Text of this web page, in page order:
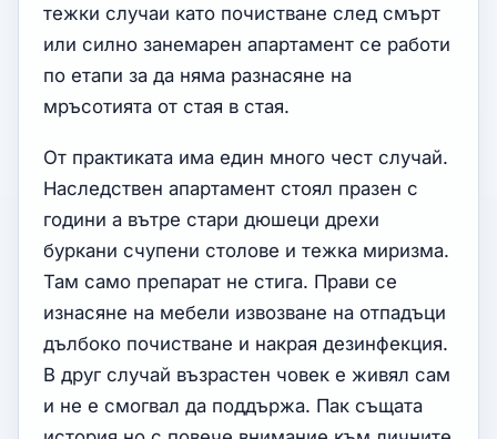
тежки случаи като почистване след смърт
или силно занемарен апартамент се работи
по етапи за да няма разнасяне на
мръсотията от стая в стая.
От практиката има един много чест случай.
Наследствен апартамент стоял празен с
години а вътре стари дюшеци дрехи
буркани счупени столове и тежка миризма.
Там само препарат не стига. Прави се
изнасяне на мебели извозване на отпадъци
дълбоко почистване и накрая дезинфекция.
В друг случай възрастен човек е живял сам
и не е смогвал да поддържа. Пак същата